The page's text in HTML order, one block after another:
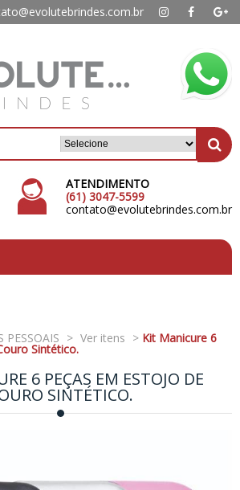
ATENDIMENTO
(61) 3047-5599
contato@evolutebrindes.com.br
PESSOAIS > Ver itens > Kit Manicure 6
Sintético.
6 PEÇAS EM ESTOJO DE
SINTÉTICO.